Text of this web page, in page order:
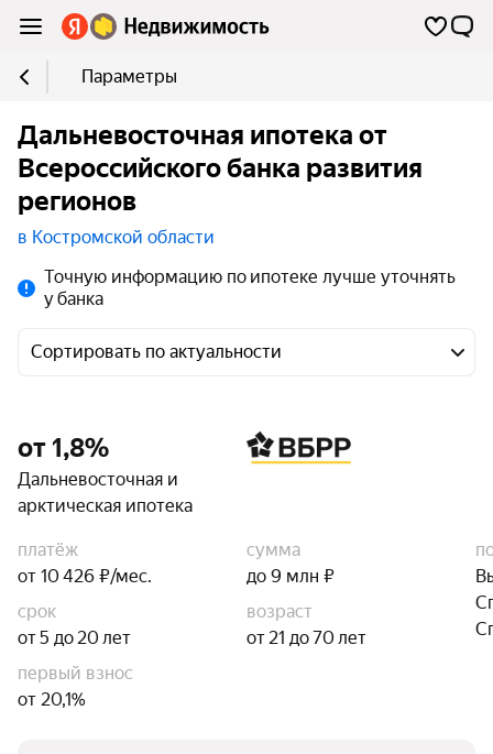
Параметры
Дальневосточная ипотека от
Всероссийского банка развития
регионов
в Костромской области
Точную информацию по ипотеке лучше уточнять
у банка
Сортировать по актуальности
от 1,8%
Дальневосточная и
арктическая ипотека
платёж
от 10 426 ₽/мес.
сумма
до 9 млн ₽
срок
от 5 до 20 лет
возраст
от 21 до 70 лет
первый взнос
от 20,1%